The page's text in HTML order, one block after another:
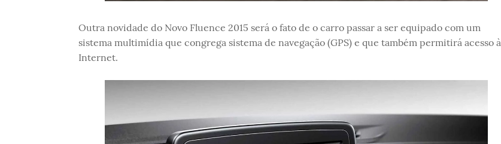
Outra novidade do Novo Fluence 2015 será o fato de o carro passar a ser equipado com um
sistema multimídia que congrega sistema de navegação (GPS) e que também permitirá acesso à
Internet.